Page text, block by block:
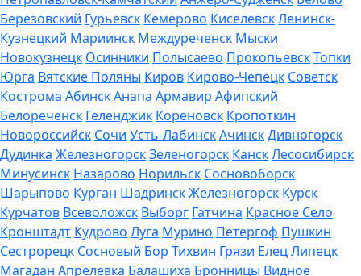
Березовский Гурьевск Кемерово КиселевскЛенинск-
Кузнецкий Мариинск Междуреченск Мыски
Новокузнецк Осинники Полысаево ПрокопьевскТопки
Юрга Вятские Поляны Киров Кирово-Чепецк Советск
Кострома АбинскАнапа Армавир Афипский
Белореченск Геленджик Кореновск Кропоткин
Новороссийск Сочи Усть-ЛабинскАчинскДивногорск
Дудинка ЖелезногорскЗеленогорск КанскЛесосибирск
Минусинск Назарово Норильск Сосновоборск
Шарыпово Курган ШадринскЖелезногорск Курск
Курчатов Всеволожск Выборг Гатчина Красное Село
Кронштадт Кудрово Луга Мурино Петергоф Пушкин
Сестрорецк Сосновый Бор Тихвин Грязи ЕлецЛипецк
Магадан Апрелевка Балашиха Бронницы Видное